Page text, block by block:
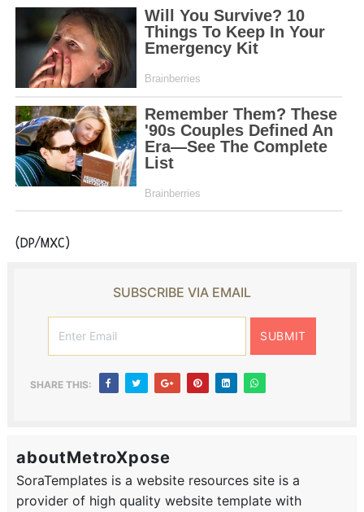
(DP/MXC)
SUBSCRIBE VIA EMAIL
SHARE THIS:
aboutMetroXpose
SoraTemplates is a website resources site is a
provider of high quality website template with